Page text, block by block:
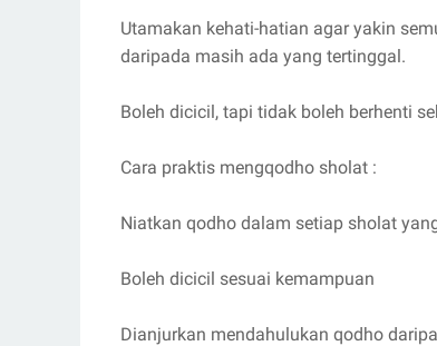
Utamakan kehati-hatian agar yakin
daripada masih ada yang tertinggal.
Boleh dicicil, tapi tidak boleh berhenti
Cara praktis mengqodho sholat :
Niatkan qodho dalam setiap sholat
Boleh dicicil sesuai kemampuan
Dianjurkan mendahulukan qodho